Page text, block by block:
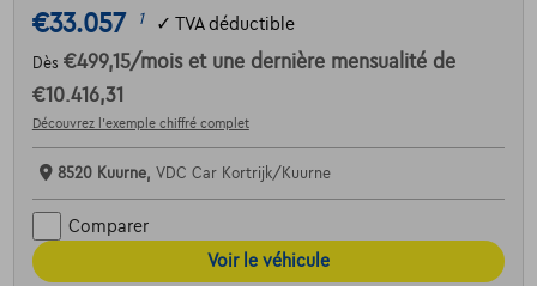
€33.057 1 ✓ TVA déductible
Dès €499,15/mois et une dernière mensualité de
€10.416,31
Découvrez l’exemple chiffré complet
8520 Kuurne, VDC Car Kortrijk/Kuurne
Comparer
Voir le véhicule